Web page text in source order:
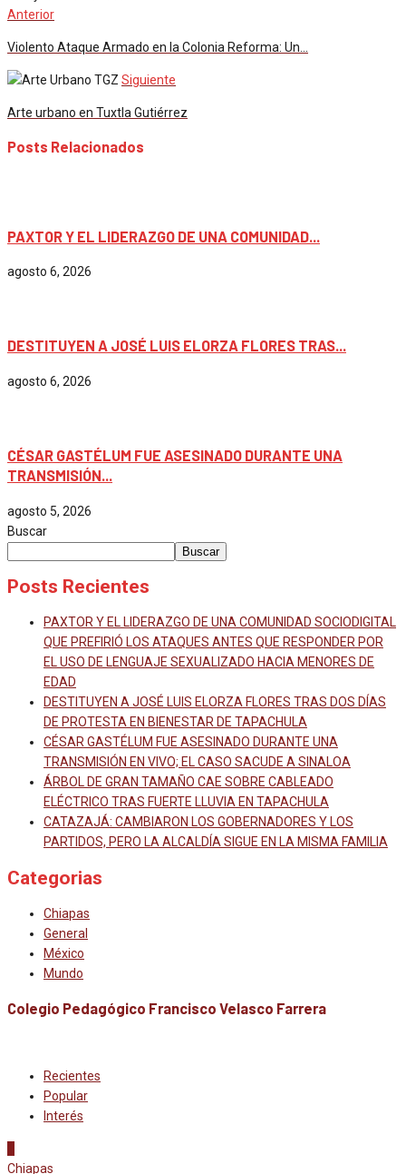
Anterior
Violento Ataque Armado en la Colonia Reforma: Un…
Siguiente
Arte urbano en Tuxtla Gutiérrez
Posts Relacionados
PAXTOR Y EL LIDERAZGO DE UNA COMUNIDAD...
agosto 6, 2026
DESTITUYEN A JOSÉ LUIS ELORZA FLORES TRAS...
agosto 6, 2026
CÉSAR GASTÉLUM FUE ASESINADO DURANTE UNA
TRANSMISIÓN...
agosto 5, 2026
Buscar
Buscar
Posts Recientes
PAXTOR Y EL LIDERAZGO DE UNA COMUNIDAD SOCIODIGITAL
QUE PREFIRIÓ LOS ATAQUES ANTES QUE RESPONDER POR
EL USO DE LENGUAJE SEXUALIZADO HACIA MENORES DE
EDAD
DESTITUYEN A JOSÉ LUIS ELORZA FLORES TRAS DOS DÍAS
DE PROTESTA EN BIENESTAR DE TAPACHULA
CÉSAR GASTÉLUM FUE ASESINADO DURANTE UNA
TRANSMISIÓN EN VIVO; EL CASO SACUDE A SINALOA
ÁRBOL DE GRAN TAMAÑO CAE SOBRE CABLEADO
ELÉCTRICO TRAS FUERTE LLUVIA EN TAPACHULA
CATAZAJÁ: CAMBIARON LOS GOBERNADORES Y LOS
PARTIDOS, PERO LA ALCALDÍA SIGUE EN LA MISMA FAMILIA
Categorias
Chiapas
General
México
Mundo
Colegio Pedagógico Francisco Velasco Farrera
Recientes
Popular
Interés
Chiapas